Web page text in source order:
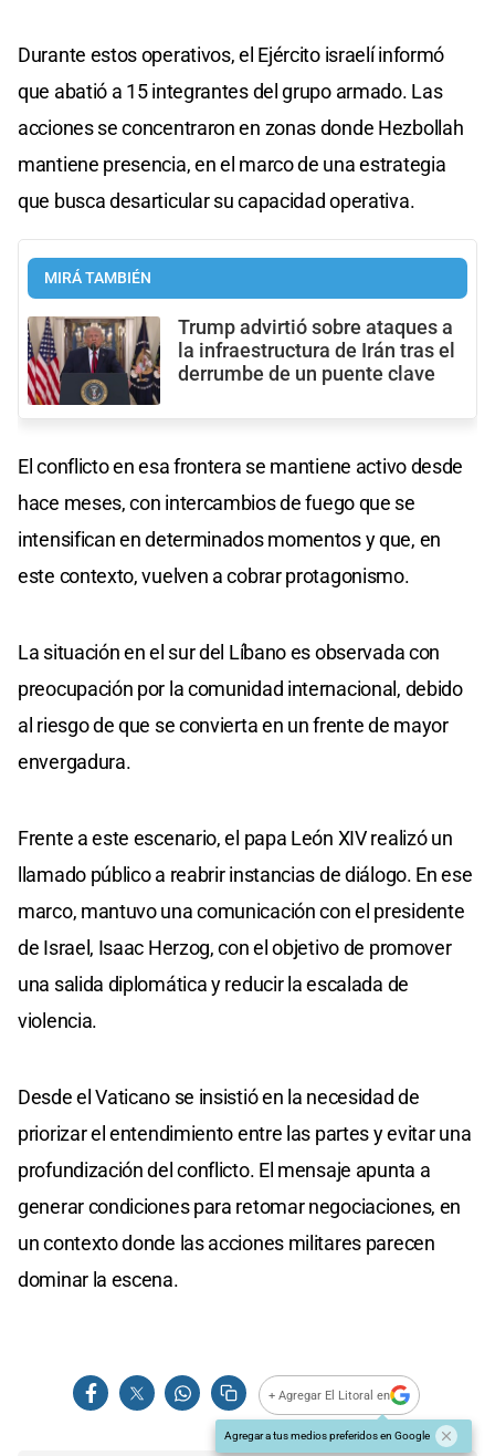
Durante estos operativos, el Ejército israelí informó
que abatió a 15 integrantes del grupo armado. Las
acciones se concentraron en zonas donde Hezbollah
mantiene presencia, en el marco de una estrategia
que busca desarticular su capacidad operativa.
MIRÁ TAMBIÉN
Trump advirtió sobre ataques a
la infraestructura de Irán tras el
derrumbe de un puente clave
El conflicto en esa frontera se mantiene activo desde
hace meses, con intercambios de fuego que se
intensifican en determinados momentos y que, en
este contexto, vuelven a cobrar protagonismo.
La situación en el sur del Líbano es observada con
preocupación por la comunidad internacional, debido
al riesgo de que se convierta en un frente de mayor
envergadura.
Frente a este escenario, el papa León XIV realizó un
llamado público a reabrir instancias de diálogo. En ese
marco, mantuvo una comunicación con el presidente
de Israel, Isaac Herzog, con el objetivo de promover
una salida diplomática y reducir la escalada de
violencia.
Desde el Vaticano se insistió en la necesidad de
priorizar el entendimiento entre las partes y evitar una
profundización del conflicto. El mensaje apunta a
generar condiciones para retomar negociaciones, en
un contexto donde las acciones militares parecen
dominar la escena.
+ Agregar El Litoral en
Agregar a tus medios preferidos en Google